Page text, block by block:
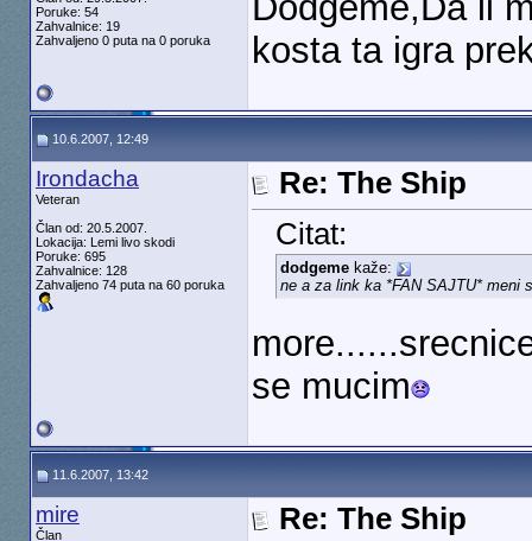
Poruke: 54
Zahvalnice: 19
Zahvaljeno 0 puta na 0 poruka
kosta ta igra
10.6.2007, 12:49
Irondacha
Veteran
Član od: 20.5.2007.
Lokacija: Lemi livo skodi
Poruke: 695
Zahvalnice: 128
Zahvaljeno 74 puta na 60 poruka
Re: The Ship
Citat:
dodgemekaže:
ne a za link ka *FAN SAJTU* meni
se mucim
11.6.2007, 13:42
mire
Član Re: The Ship